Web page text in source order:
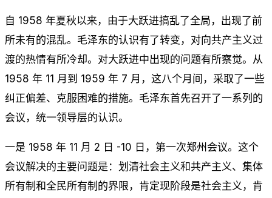
自 1958 年夏秋以来，由于大跃进搞乱了全局，出现了前
所未有的混乱。毛泽东的认识有了转变，对向共产主义过
渡的热情有所冷却。对大跃进中出现的问题有所察觉。从
1958 年 11 月到 1959 年 7 月，这八个月间，采取了一些
纠正偏差、克服困难的措施。毛泽东首先召开了一系列的
会议，统一领导层的认识。
一是 1958 年 11 月 2 日 -10 日，第一次郑州会议。这个
会议解决的主要问题是：划清社会主义和共产主义、集体
所有制和全民所有制的界限，肯定现阶段是社会主义，肯